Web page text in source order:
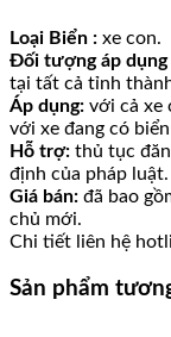
Loại Biển : xe con.
Đối tượng áp dụng
tại tất cả tỉnh
Áp dụng: với cả xe
với xe đang có
Hỗ trợ: thủ tục
định của pháp luật.
Giá bán: đã bao
chủ mới.
Chi tiết liên hệ
Sản phẩm